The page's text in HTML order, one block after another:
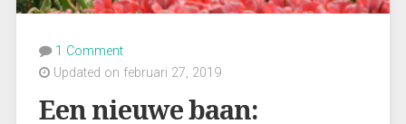
1 Comment
Updated on februari 27, 2019
Een nieuwe baan: